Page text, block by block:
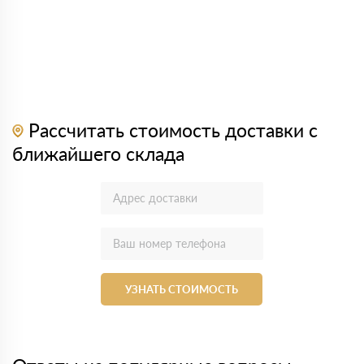
Рассчитать стоимость доставки с
ближайшего склада
УЗНАТЬ СТОИМОСТЬ